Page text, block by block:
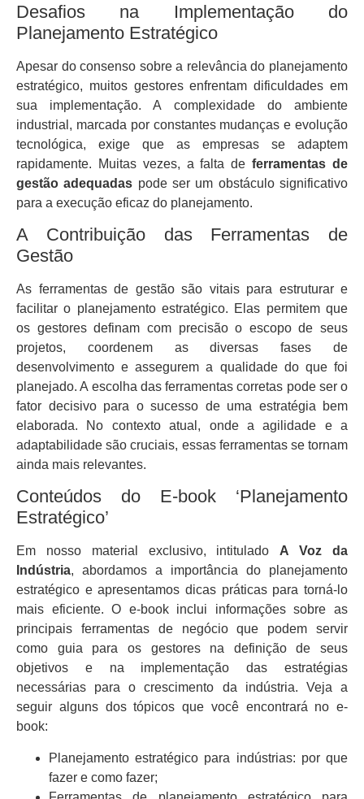
Desafios na Implementação do
Planejamento Estratégico
Apesar do consenso sobre a relevância do planejamento
estratégico, muitos gestores enfrentam dificuldades em
sua implementação. A complexidade do ambiente
industrial, marcada por constantes mudanças e evolução
tecnológica, exige que as empresas se adaptem
rapidamente. Muitas vezes, a falta deferramentas de
gestão adequadas pode ser um obstáculo significativo
para a execução eficaz do planejamento.
A Contribuição das Ferramentas de
Gestão
As ferramentas de gestão são vitais para estruturar e
facilitar o planejamento estratégico. Elas permitem que
os gestores definam com precisão o escopo de seus
projetos, coordenem as diversas fases de
desenvolvimento e assegurem a qualidade do que foi
planejado. A escolha das ferramentas corretas pode ser o
fator decisivo para o sucesso de uma estratégia bem
elaborada. No contexto atual, onde a agilidade e a
adaptabilidade são cruciais, essas ferramentas se tornam
ainda mais relevantes.
Conteúdos do E-book ‘Planejamento
Estratégico’
Em nosso material exclusivo, intituladoA Voz da
Indústria, abordamos a importância do planejamento
estratégico e apresentamos dicas práticas para torná-lo
mais eficiente. O e-book inclui informações sobre as
principais ferramentas de negócio que podem servir
como guia para os gestores na definição de seus
objetivos e na implementação das estratégias
necessárias para o crescimento da indústria. Veja a
seguir alguns dos tópicos que você encontrará no e-
book:
Planejamento estratégico para indústrias: por que
fazer e como fazer;